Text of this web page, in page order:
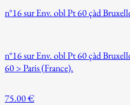
n°16 sur Env. obl Pt 60 çàd
n°16 sur Env. obl Pt 60 çàd
60 > Paris (France).
75.00 €